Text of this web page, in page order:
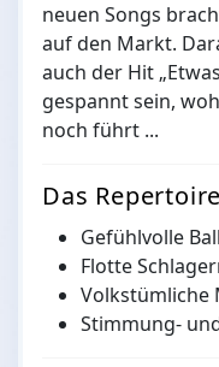
neuen Songs
auf den Markt.
auch der Hit
gespannt sein,
noch führt ...
Das
Gefühlvolle
Flotte
Volkstümliche
Stimmung-